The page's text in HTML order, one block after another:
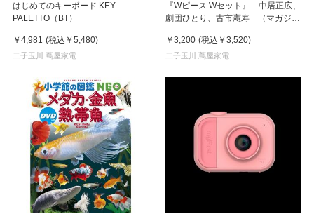
はじめてのキーボード KEY
PALETTO（BT）
￥4,981 (税込 ￥5,480)
二子玉川 蔦屋家電
『Wピース Wセット』 中居正広、
劇団ひとり、古市憲寿 （マガジン
￥3,200 (税込 ￥3,520)
二子玉川 蔦屋家電